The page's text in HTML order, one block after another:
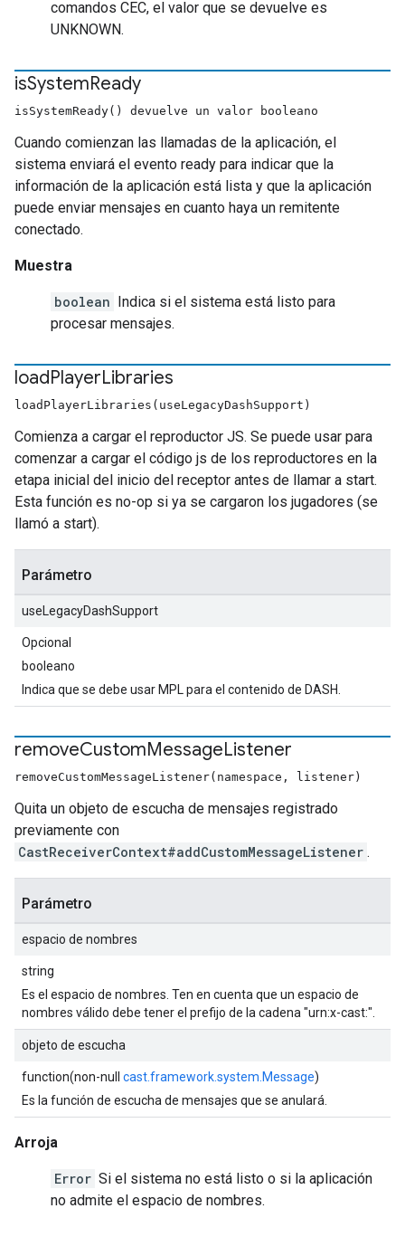
comandos CEC, el valor que se devuelve es
UNKNOWN.
isSystemReady
isSystemReady() devuelve un valor booleano
Cuando comienzan las llamadas de la aplicación, el
sistema enviará el evento ready para indicar que la
información de la aplicación está lista y que la aplicación
puede enviar mensajes en cuanto haya un remitente
conectado.
Muestra
boolean Indica si el sistema está listo para
procesar mensajes.
loadPlayerLibraries
loadPlayerLibraries(useLegacyDashSupport)
Comienza a cargar el reproductor JS. Se puede usar para
comenzar a cargar el código js de los reproductores en la
etapa inicial del inicio del receptor antes de llamar a start.
Esta función es no-op si ya se cargaron los jugadores (se
llamó a start).
Parámetro
useLegacyDashSupport
Opcional
booleano
Indica que se debe usar MPL para el contenido de DASH.
removeCustomMessageListener
removeCustomMessageListener(namespace, listener)
Quita un objeto de escucha de mensajes registrado
previamente con
CastReceiverContext#addCustomMessageListener .
Parámetro
espacio de nombres
string
Es el espacio de nombres. Ten en cuenta que un espacio de
nombres válido debe tener el prefijo de la cadena "urn:x-cast:".
objeto de escucha
function(non-null cast.framework.system.Message)
Es la función de escucha de mensajes que se anulará.
Arroja
Error Si el sistema no está listo o si la aplicación
no admite el espacio de nombres.